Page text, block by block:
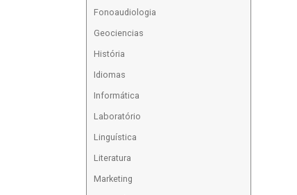
Fonoaudiologia
Geociencias
História
Idiomas
Informática
Laboratório
Linguística
Literatura
Marketing